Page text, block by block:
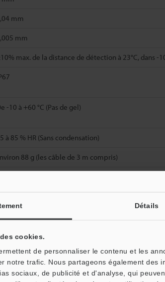
Détails
cookies.
de personnaliser le contenu et les
notre trafic. Nous partageons également des
sociaux, de publicité et d'analyse, qui
mm
mm
max. de la distance de détection à 23°C, dans -
-10 à +60 °C (Pas de gel)
à 85 % HR (Sans condensation)
88 g (les câble de 3 m compris)